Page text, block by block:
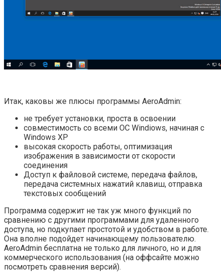
Итак, каковы же плюсы программы AeroAdmin:
не требует установки, проста в освоении
совместимость со всеми ОС Windiows, начиная с
Windows XP
высокая скорость работы, оптимизация
изображения в зависимости от скорости
соединения
Доступ к файловой системе, передача файлов,
передача системных нажатий клавиш, отправка
текстовых сообщений
Программа содержит не так уж много функций по
сравнению с другими программами для удаленного
доступа, но подкупает простотой и удобством в работе.
Она вполне подойдет начинающему пользователю.
AeroAdmin бесплатна не только для личного, но и для
коммерческого использования (на оффсайте можно
посмотреть сравнения версий).